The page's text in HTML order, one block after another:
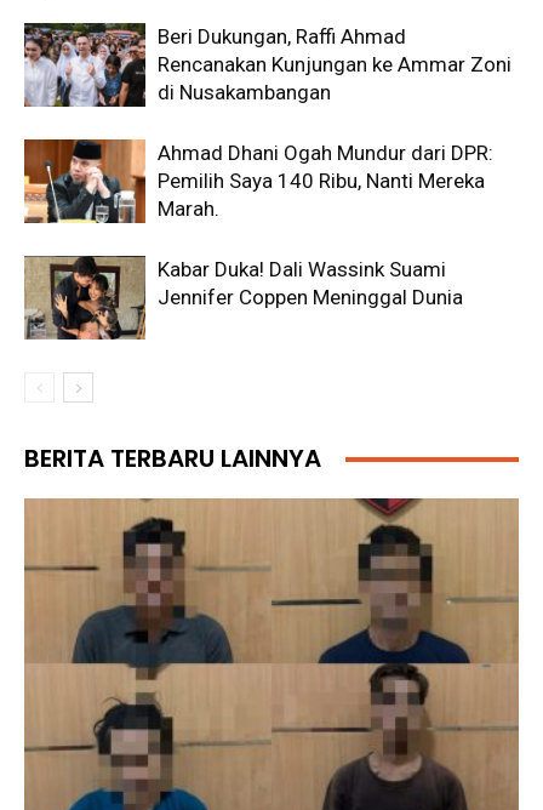
Beri Dukungan, Raffi Ahmad
Rencanakan Kunjungan ke Ammar Zoni
di Nusakambangan
Ahmad Dhani Ogah Mundur dari DPR:
Pemilih Saya 140 Ribu, Nanti Mereka
Marah.
Kabar Duka! Dali Wassink Suami
Jennifer Coppen Meninggal Dunia
BERITA TERBARU LAINNYA